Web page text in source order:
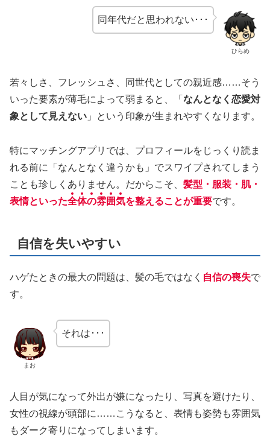
ひらめ
同年代だと思われない･･･
若々しさ、フレッシュさ、同世代としての親近感……そう
いった要素が薄毛によって弱まると、「 なんとなく恋愛対
象として見えない 」という印象が生まれやすくなります。
特にマッチングアプリでは、プロフィールをじっくり読ま
れる前に「なんとなく違うかも」でスワイプされてしまう
ことも珍しくありません。だからこそ、 髪型・服装・肌・
表情といった全体の雰囲気を整えることが重要です。
自信を失いやすい
ハゲたときの最大の問題は、髪の毛ではなく 自信の喪失で
す。
まお
それは･･･
人目が気になって外出が嫌になったり、写真を避けたり、
女性の視線が頭部に……こうなると、表情も姿勢も雰囲気
もダーク寄りになってしまいます。